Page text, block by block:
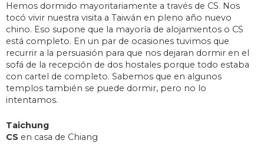
Hemos dormido mayoritariamente a través de CS. Nos
tocó vivir nuestra visita a Taiwán en pleno año nuevo
chino. Eso supone que la mayoría de alojamientos o CS
está completo. En un par de ocasiones tuvimos que
recurrir a la persuasión para que nos dejaran dormir en el
sofá de la recepción de dos hostales porque todo estaba
con cartel de completo. Sabemos que en algunos
templos también se puede dormir, pero no lo
intentamos.
Taichung
CS en casa de Chiang